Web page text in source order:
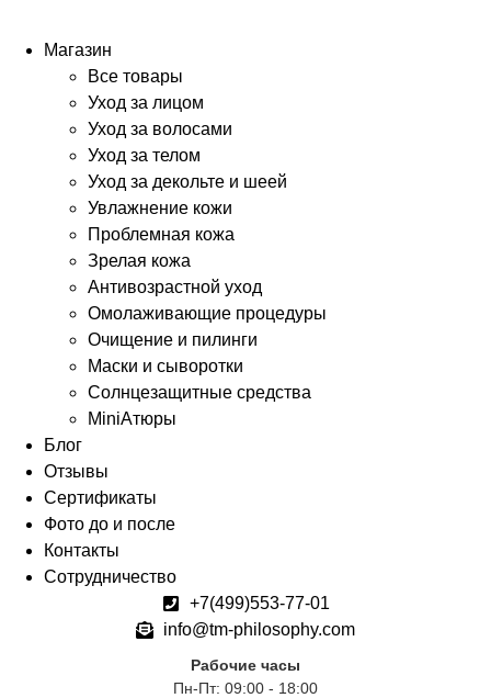
Магазин
Все товары
Уход за лицом
Уход за волосами
Уход за телом
Уход за декольте и шеей
Увлажнение кожи
Проблемная кожа
Зрелая кожа
Антивозрастной уход
Омолаживающие процедуры
Очищение и пилинги
Маски и сыворотки
Солнцезащитные средства
MiniАтюры
Блог
Отзывы
Сертификаты
Фото до и после
Контакты
Сотрудничество
+7(499)553-77-01
info@tm-philosophy.com
Рабочие часы
Пн-Пт: 09:00 - 18:00